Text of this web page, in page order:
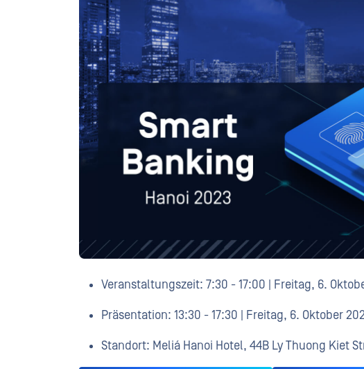
Veranstaltungszeit: 7:30 - 17:00 | Freitag, 6.
Präsentation: 13:30 - 17:30 | Freitag, 6. Oktober
Standort: Meliá Hanoi Hotel, 44B Ly Thuong Kiet